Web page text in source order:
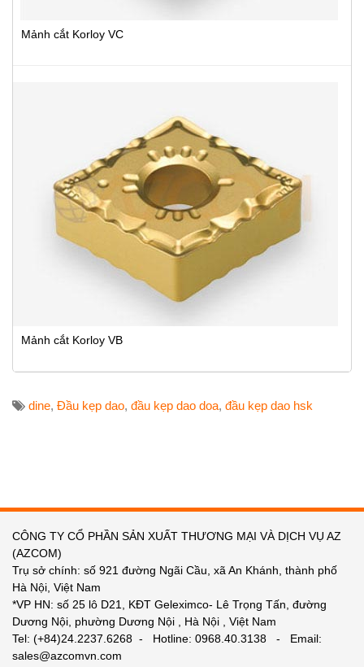
Mảnh cắt Korloy VC
Mảnh cắt Korloy VB
dine, Đầu kẹp dao, đầu kẹp dao doa, đầu kẹp dao hsk
CÔNG TY CỔ PHẦN SẢN XUẤT THƯƠNG MẠI VÀ DỊCH VỤ AZ
(AZCOM)
Trụ sở chính: số 921 đường Ngãi Cầu, xã An Khánh, thành phố
Hà Nội, Việt Nam
*VP HN: số 25 lô D21, KĐT Geleximco- Lê Trọng Tấn, đường
Dương Nội, phường Dương Nội , Hà Nội , Việt Nam
Tel: (+84)24.2237.6268 - Hotline: 0968.40.3138 - Email:
sales@azcomvn.com